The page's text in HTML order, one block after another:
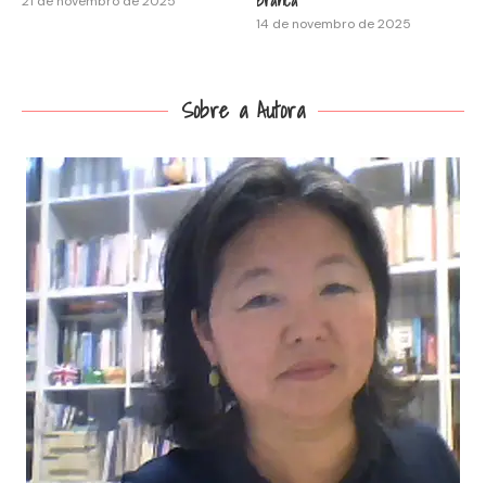
14 de novembro de 2025
Sobre a Autora